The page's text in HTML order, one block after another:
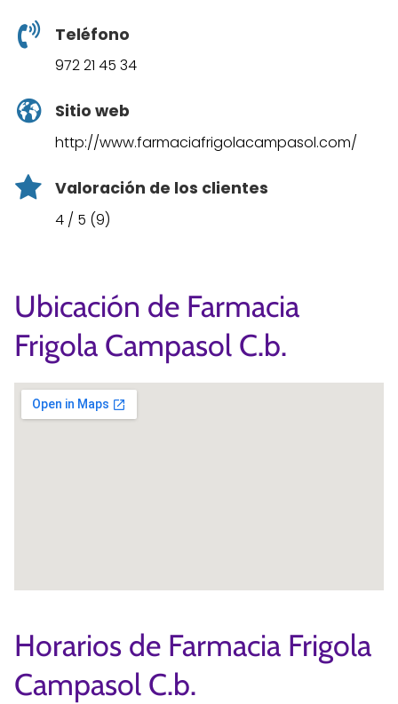
Teléfono
972 21 45 34
Sitio web
http://www.farmaciafrigolacampasol.com/
Valoración de los clientes
4 / 5 (9)
Ubicación de Farmacia
Frigola Campasol C.b.
Horarios de Farmacia Frigola
Campasol C.b.